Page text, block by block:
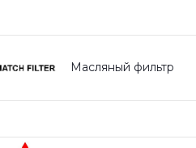
Масляный фильтр